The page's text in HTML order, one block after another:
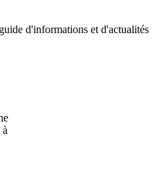
d'informations et d'actualités